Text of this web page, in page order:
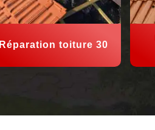
Réparation toiture 30